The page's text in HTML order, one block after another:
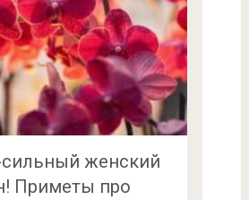
женский
Приметы про